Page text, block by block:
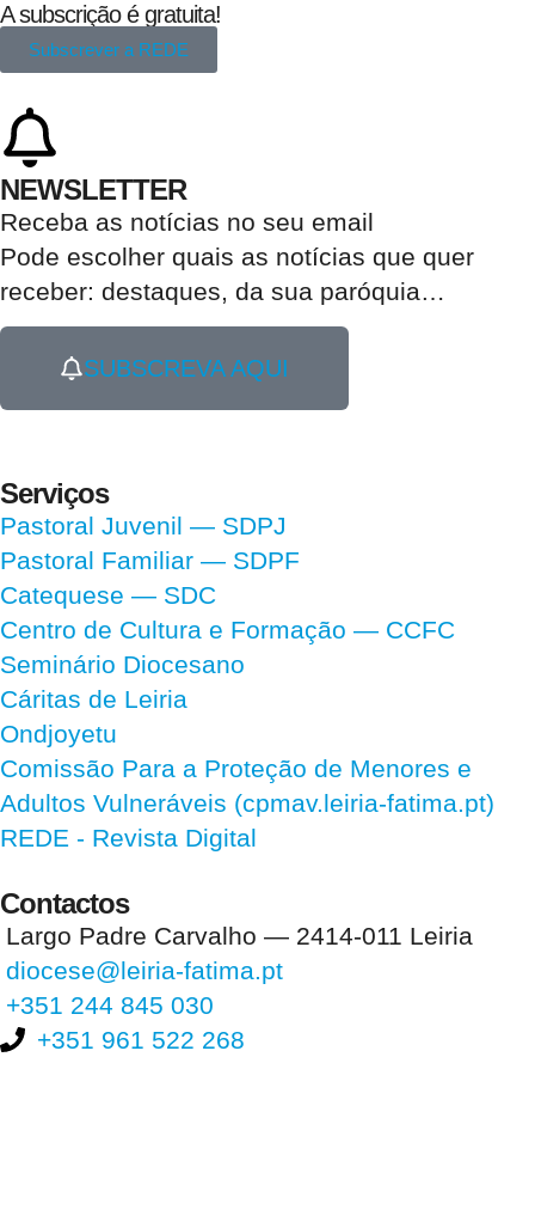
A subscrição é gratuita!
Subscrever a REDE
NEWSLETTER
Receba as notícias no seu email​
Pode escolher quais as notícias que quer
receber: destaques, da sua paróquia…
SUBSCREVA AQUI
Serviços
Pastoral Juvenil — SDPJ
Pastoral Familiar — SDPF
Catequese — SDC
Centro de Cultura e Formação — CCFC
Seminário Diocesano
Cáritas de Leiria
Ondjoyetu
Comissão Para a Proteção de Menores e
Adultos Vulneráveis (cpmav.leiria-fatima.pt)
REDE - Revista Digital
Contactos
Largo Padre Carvalho — 2414-011 Leiria
diocese@leiria-fatima.pt
+351 244 845 030
+351 961 522 268